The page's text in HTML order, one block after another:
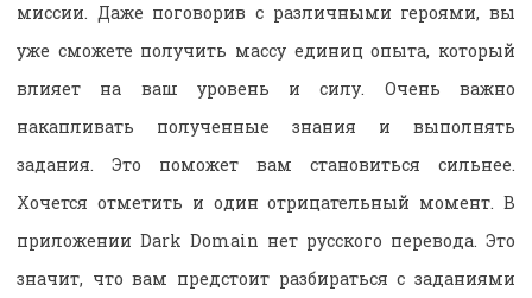
миссии. Даже поговорив с различными героями, вы
уже сможете получить массу единиц опыта, который
влияет на ваш уровень и силу. Очень важно
накапливать полученные знания и выполнять
задания. Это поможет вам становиться сильнее.
Хочется отметить и один отрицательный момент. В
приложении Dark Domain нет русского перевода. Это
значит, что вам предстоит разбираться с заданиями